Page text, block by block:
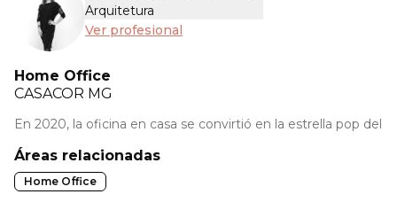
Arquitetura
Ver profesional
Home Office
CASACOR MG
En 2020, la oficina en casa se convirtió en la estrella pop del
Áreas relacionadas
Home Office